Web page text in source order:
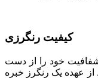
کیفیت رنگرزی
شفافیت خود را از دست
عهده یک رنگرز خبره